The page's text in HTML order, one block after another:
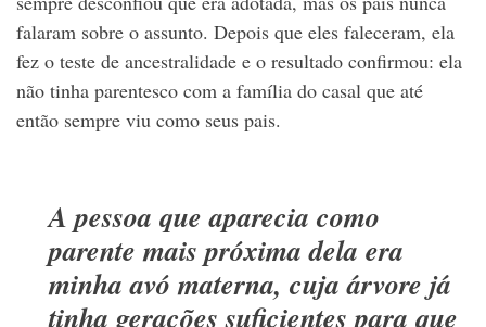
falaram sobre o assunto. Depois que eles faleceram, ela
fez o teste de ancestralidade e o resultado confirmou: ela
não tinha parentesco com a família do casal que até
então sempre viu como seus pais.
A pessoa que aparecia como
parente mais próxima dela era
minha avó materna, cuja árvore já
tinha gerações suficientes para que